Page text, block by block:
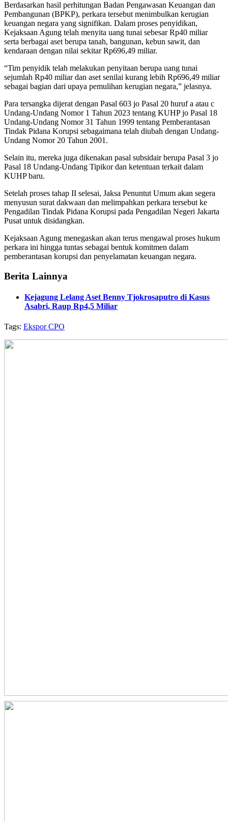
Berdasarkan hasil perhitungan Badan Pengawasan Keuangan dan
Pembangunan (BPKP), perkara tersebut menimbulkan kerugian
keuangan negara yang signifikan. Dalam proses penyidikan,
Kejaksaan Agung telah menyita uang tunai sebesar Rp40 miliar
serta berbagai aset berupa tanah, bangunan, kebun sawit, dan
kendaraan dengan nilai sekitar Rp696,49 miliar.
“Tim penyidik telah melakukan penyitaan berupa uang tunai
sejumlah Rp40 miliar dan aset senilai kurang lebih Rp696,49 miliar
sebagai bagian dari upaya pemulihan kerugian negara,” jelasnya.
Para tersangka dijerat dengan Pasal 603 jo Pasal 20 huruf a atau c
Undang-Undang Nomor 1 Tahun 2023 tentang KUHP jo Pasal 18
Undang-Undang Nomor 31 Tahun 1999 tentang Pemberantasan
Tindak Pidana Korupsi sebagaimana telah diubah dengan Undang-
Undang Nomor 20 Tahun 2001.
Selain itu, mereka juga dikenakan pasal subsidair berupa Pasal 3 jo
Pasal 18 Undang-Undang Tipikor dan ketentuan terkait dalam
KUHP baru.
Setelah proses tahap II selesai, Jaksa Penuntut Umum akan segera
menyusun surat dakwaan dan melimpahkan perkara tersebut ke
Pengadilan Tindak Pidana Korupsi pada Pengadilan Negeri Jakarta
Pusat untuk disidangkan.
Kejaksaan Agung menegaskan akan terus mengawal proses hukum
perkara ini hingga tuntas sebagai bentuk komitmen dalam
pemberantasan korupsi dan penyelamatan keuangan negara.
Berita Lainnya
Kejagung Lelang Aset Benny Tjokrosaputro di Kasus
Asabri, Raup Rp4,5 Miliar
Tags: Ekspor CPO